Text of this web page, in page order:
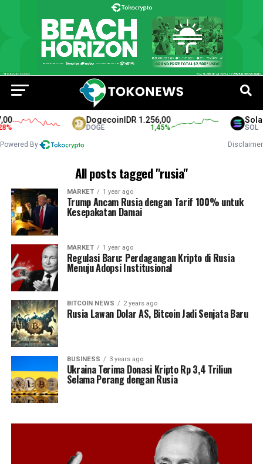
DogecoinIDR 1.256,00
DOGE 1,45 %
Solana
SOL
Powered By Disclaimer
All posts tagged "rusia"
MARKET 1 year ago
Trump Ancam Rusia dengan Tarif 100% untuk
Kesepakatan Damai
MARKET 1 year ago
Regulasi Baru: Perdagangan Kripto di Rusia
Menuju Adopsi Institusional
BITCOIN NEWS 2 years ago
Rusia Lawan Dolar AS, Bitcoin Jadi Senjata Baru
BUSINESS 3 years ago
Ukraina Terima Donasi Kripto Rp 3,4 Triliun
Selama Perang dengan Rusia